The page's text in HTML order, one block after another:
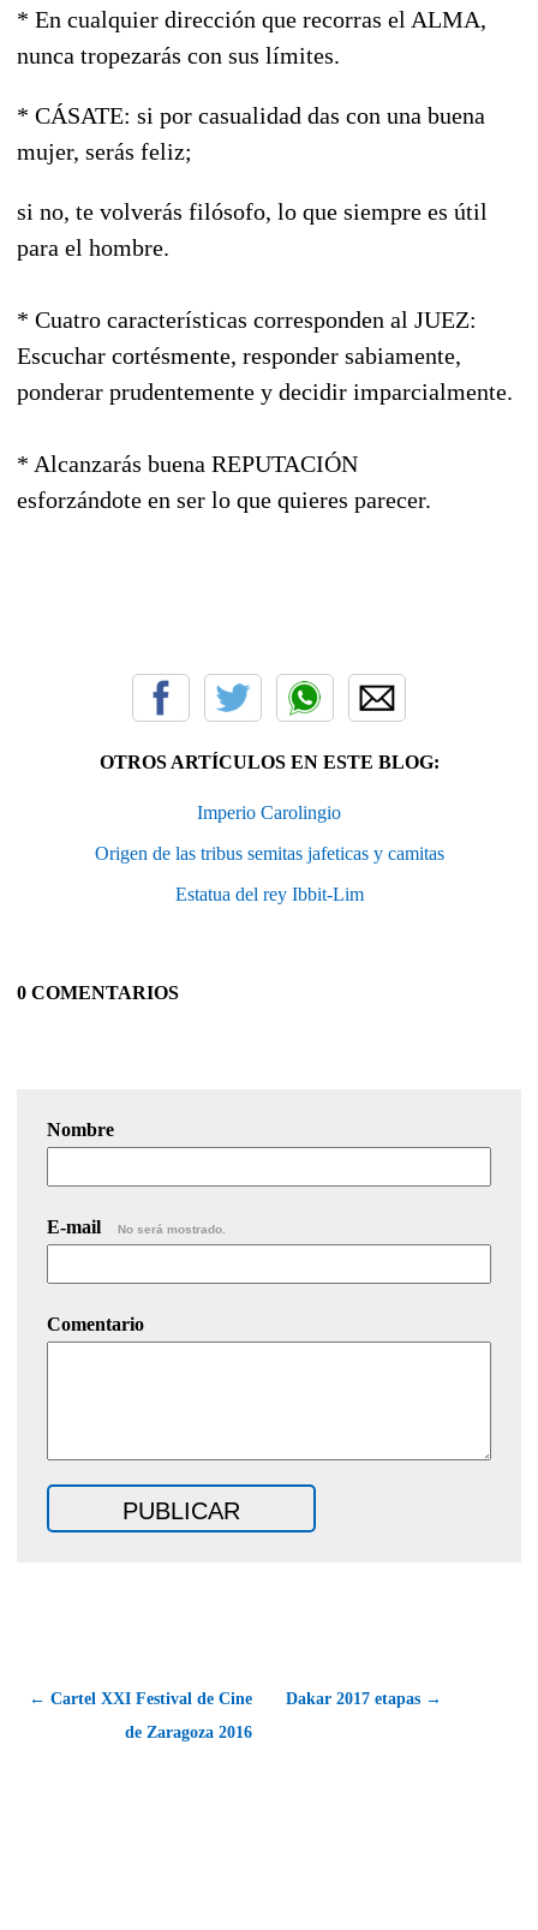
* En cualquier dirección que recorras el ALMA,
nunca tropezarás con sus límites.
* CÁSATE: si por casualidad das con una buena
mujer, serás feliz;
si no, te volverás filósofo, lo que siempre es útil
para el hombre.
* Cuatro características corresponden al JUEZ:
Escuchar cortésmente, responder sabiamente,
ponderar prudentemente y decidir imparcialmente.
* Alcanzarás buena REPUTACIÓN
esforzándote en ser lo que quieres parecer.
OTROS ARTÍCULOS EN ESTE BLOG:
Imperio Carolingio
Origen de las tribus semitas jafeticas y camitas
Estatua del rey Ibbit-Lim
0 COMENTARIOS
Nombre
E-mail No será mostrado.
Comentario
← Cartel XXI Festival de Cine
de Zaragoza 2016
Dakar 2017 etapas →